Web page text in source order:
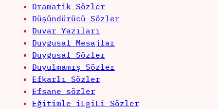
Dramatik Sözler
Düşündürücü Sözler
Duvar Yazıları
Duygusal Mesajlar
Duygusal Sözler
Duyulmamış Sözler
Efkarlı Sözler
Efsane sözler
Eğitimle iLgiLi Sözler